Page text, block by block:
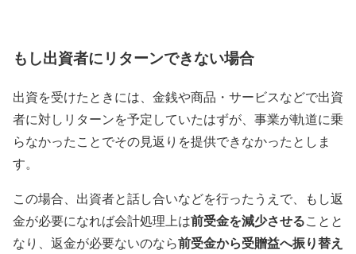
もし出資者にリターンできない場合
出資を受けたときには、金銭や商品・サービスなどで出資
者に対しリターンを予定していたはずが、事業が軌道に乗
らなかったことでその見返りを提供できなかったとしま
す。
この場合、出資者と話し合いなどを行ったうえで、もし返
金が必要になれば会計処理上は前受金を減少させることと
なり、返金が必要ないのなら前受金から受贈益へ振り替え